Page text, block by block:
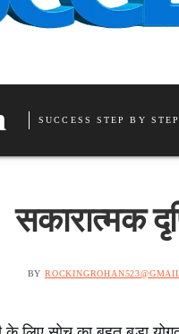
SUCCESS STEP BY STEP
सकारात्मक
BY